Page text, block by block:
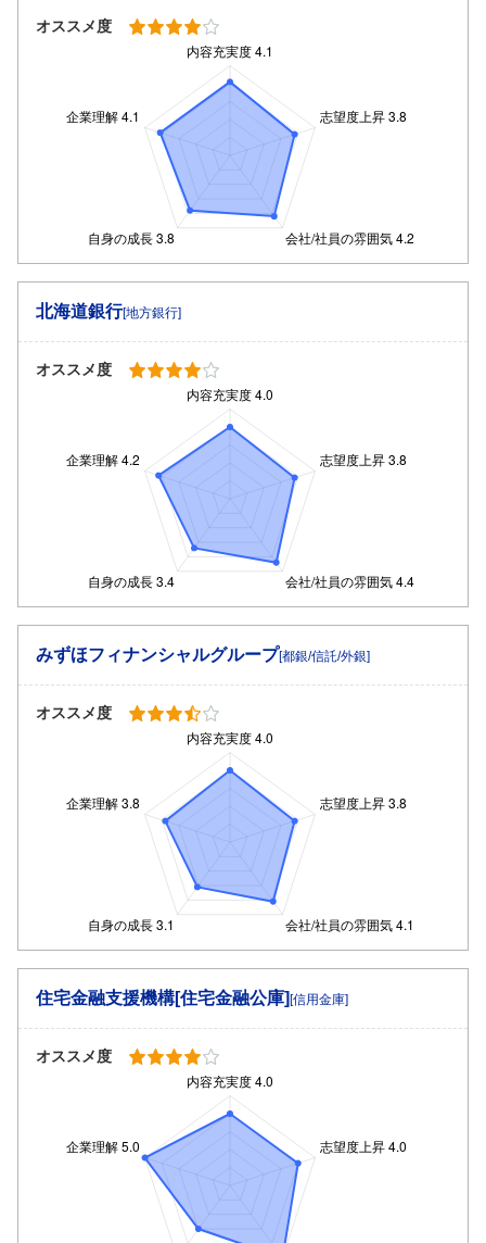
オススメ度
北海道銀行[地方銀行]
オススメ度
みずほフィナンシャルグループ[都銀/信託/外銀]
オススメ度
住宅金融支援機構[住宅金融公庫][信用金庫]
オススメ度